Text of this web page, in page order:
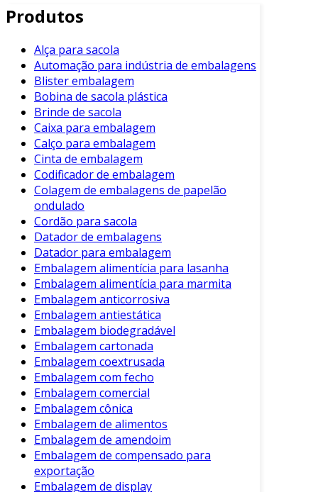
Leveza e Resistência
plásticas são leves, tornando-as fáceis de
transportar. Além disso, apresentam boa
resistência, suportando cargas
significativas sem rompimentos.
Custo-efetividade: Muitas vezes, são
mais baratas do que suas contrapartes de
papel ou tecido. Isso beneficia tanto os
consumidores quanto os comerciantes.
Impermeabilidade: Ao contrário de
outros materiais, as sacolas plásticas são
resistentes à água, o que ajuda a
proteger os itens transportados de
umidade.
Versatilidade: Podem ser utilizadas em
diversas situações, desde compras de
supermercado até armazenamento em
casa.
Praticidade: A embalagem é de uso único
e, uma vez que o seu propósito é
cumprido, pode ser descartada de
maneira rápida e simples.
Esses benefícios têm promovido a ampla
aceitação das sacolas plásticas em nosso
cotidiano. No entanto, é crucial também refletir
sobre os impactos ecológicos dessa
popularidade.
Produtos
Alça para sacola
Automação para indústria de embalagens
Blister embalagem
Bobina de sacola plástica
Brinde de sacola
Caixa para embalagem
Calço para embalagem
Cinta de embalagem
Codificador de embalagem
Colagem de embalagens de papelão
ondulado
Cordão para sacola
Datador de embalagens
Datador para embalagem
Embalagem alimentícia para lasanha
Embalagem alimentícia para marmita
Embalagem anticorrosiva
Embalagem antiestática
Embalagem biodegradável
Embalagem cartonada
Embalagem coextrusada
Embalagem com fecho
Embalagem comercial
Embalagem cônica
Embalagem de alimentos
Embalagem de amendoim
Embalagem de compensado para
exportação
Embalagem de display